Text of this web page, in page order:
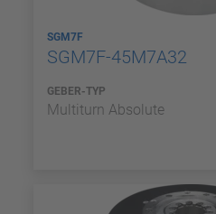
SGM7F
SGM7F-45M7A32
GEBER-TYP
Multiturn Absolute